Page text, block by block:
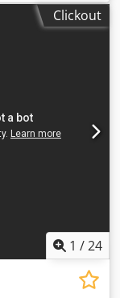
SK 40
mm
Rfszeha
im
Clickout
1 /24